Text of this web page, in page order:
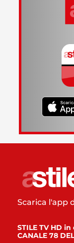
Scarica l'app
STILE TV HD
CANALE 78